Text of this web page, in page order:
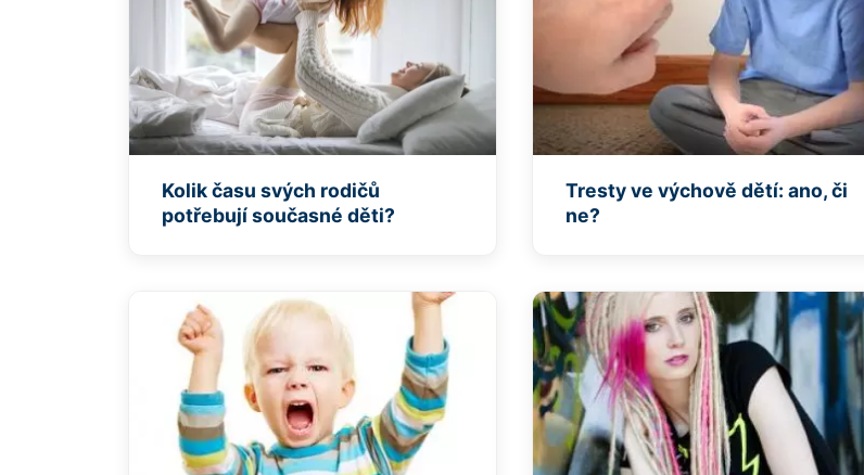
Kolik času svých rodičů
potřebují současné děti?
Tresty ve výchově dětí: ano, či
ne?